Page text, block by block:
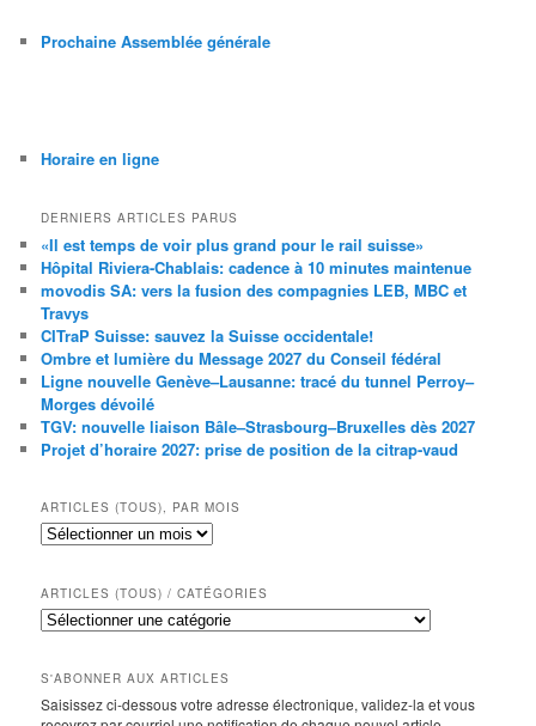
Prochaine Assemblée générale
Horaire en ligne
DERNIERS ARTICLES PARUS
«Il est temps de voir plus grand pour le rail suisse»
Hôpital Riviera-Chablais: cadence à 10 minutes maintenue
movodis SA: vers la fusion des compagnies LEB, MBC et
Travys
CITraP Suisse: sauvez la Suisse occidentale!
Ombre et lumière du Message 2027 du Conseil fédéral
Ligne nouvelle Genève–Lausanne: tracé du tunnel Perroy–
Morges dévoilé
TGV: nouvelle liaison Bâle–Strasbourg–Bruxelles dès 2027
Projet d’horaire 2027: prise de position de la citrap-vaud
ARTICLES (TOUS), PAR MOIS
Articles
(tous),
mois
ARTICLES (TOUS) / CATÉGORIES
Articles
(tous)
catégories
S'ABONNER AUX ARTICLES
Saisissez ci-dessous votre adresse électronique, validez-la et vous